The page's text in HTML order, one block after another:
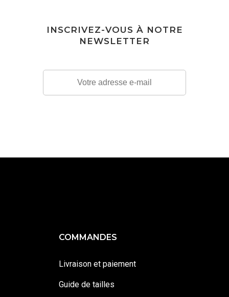
INSCRIVEZ-VOUS À NOTRE
NEWSLETTER
COMMANDES
Livraison et paiement
Guide de tailles